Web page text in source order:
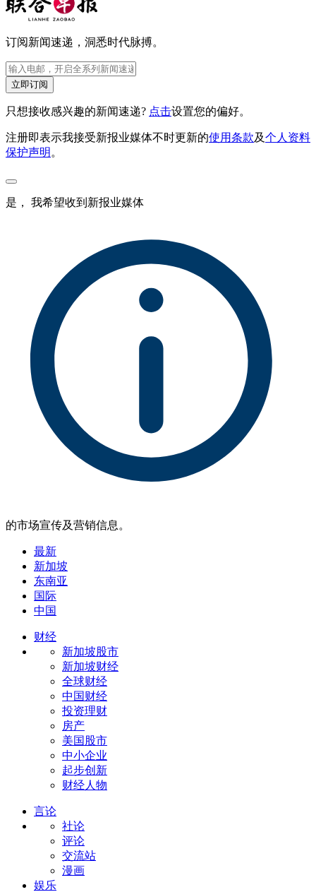
订阅新闻速递，洞悉时代脉搏。
立即订阅
只想接收感兴趣的新闻速递? 点击设置您的偏好。
注册即表示我接受新报业媒体不时更新的使用条款及个人资料
保护声明 。
是， 我希望收到新报业媒体
的市场宣传及营销信息。
最新
新加坡
东南亚
国际
中国
财经
新加坡股市
新加坡财经
全球财经
中国财经
投资理财
房产
美国股市
中小企业
起步创新
财经人物
言论
社论
评论
交流站
漫画
娱乐